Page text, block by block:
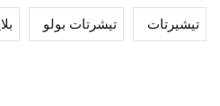
تيشيرتات تيشرتات بولو